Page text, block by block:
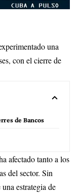
una
con el cierre de
de Bancos
afectado tanto a los
del sector. Sin
estrategia de